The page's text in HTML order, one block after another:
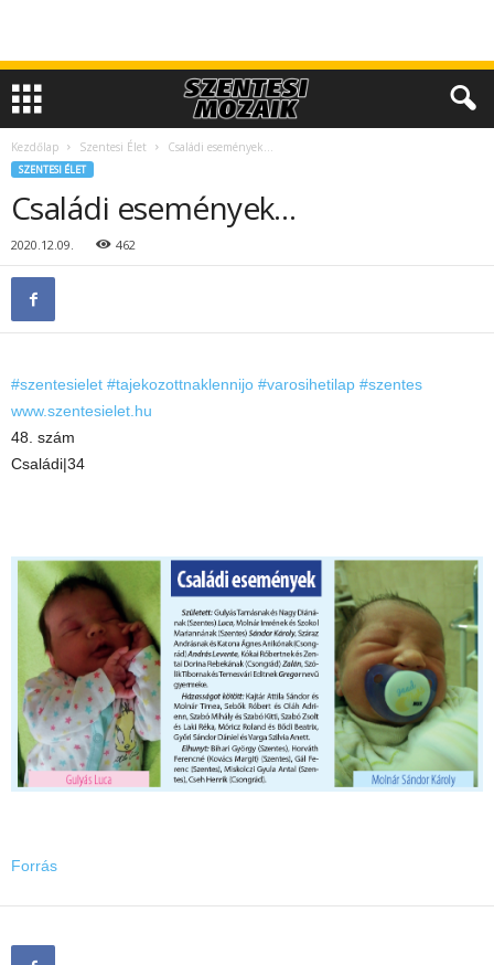
Kezdőlap Szentesi Élet Családi események…
SZENTESI ÉLET
Családi események…
2020.12.09. 462
#szentesielet #tajekozottnaklennijo #varosihetilap #szentes
www.szentesielet.hu
48. szám
Családi|34
Forrás